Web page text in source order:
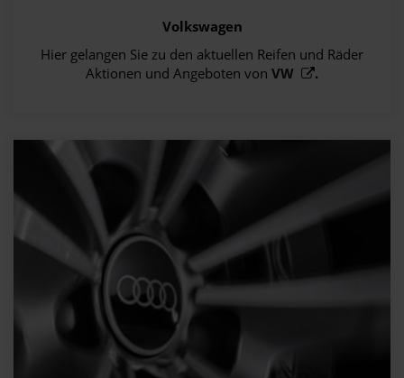
Volkswagen
Hier gelangen Sie zu den aktuellen Reifen und Räder
Aktionen und Angeboten von VW .